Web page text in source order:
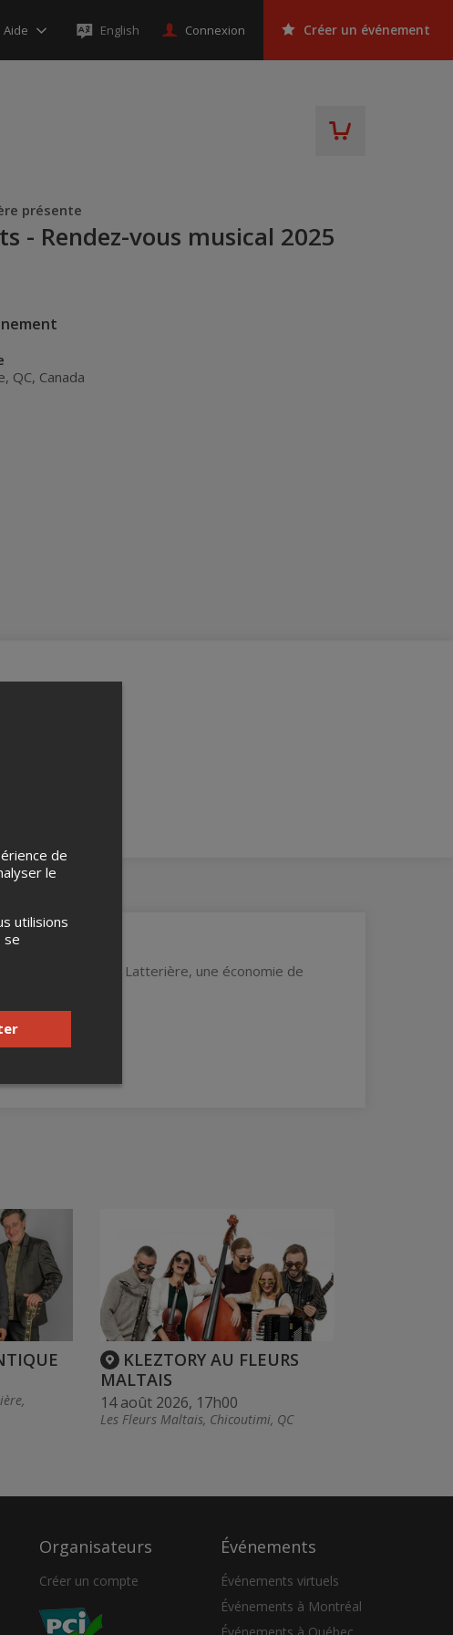
Aide English Connexion Créer un événement
présente
- Rendez-vous musical 2025
, QC, Canada
vous musical de Latterière, une économie de
KLEZTORY AU FLEURS
MALTAIS
14 août 2026, 17h00
Les Fleurs Maltais, Chicoutimi, QC
Organisateurs
Créer un compte
Événements
Événements virtuels
Événements à Montréal
de
le
utilisions
se